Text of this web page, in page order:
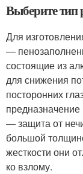
Выберите тип
Для
—
состоящие из
для снижения
посторонних
— защита от
большой
жесткости они
ко взлому.